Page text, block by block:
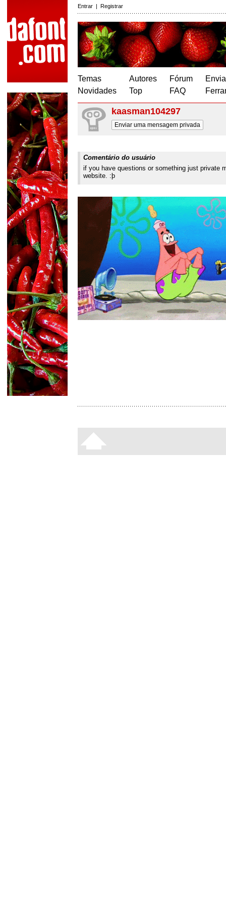
Entrar | Registrar
Temas
Novidades
Autores
Top
Fórum
FAQ
kaasman104297
Enviar uma mensagem privada
Comentário do usuário
if you have questions or something just private
website. :þ